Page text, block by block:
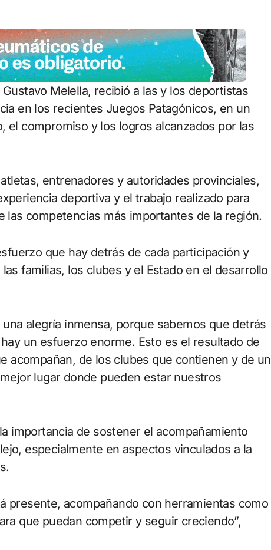
en los recientes Juegos Patagónicos, en un
el compromiso y los logros alcanzados por las
entrenadores y autoridades provinciales,
deportiva y el trabajo realizado para
las competencias más importantes de la región.
que hay detrás de cada participación y
familias, los clubes y el Estado en el desarrollo
alegría inmensa, porque sabemos que detrás
un esfuerzo enorme. Esto es el resultado de
acompañan, de los clubes que contienen y de un
lugar donde pueden estar nuestros
importancia de sostener el acompañamiento
especialmente en aspectos vinculados a la
presente, acompañando con herramientas como
que puedan competir y seguir creciendo”,